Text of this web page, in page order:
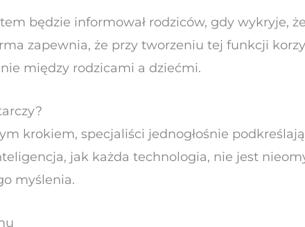
będzie informował rodziców, gdy wykryje,
zapewnia, że przy tworzeniu tej funkcji
między rodzicami a dziećmi.
krokiem, specjaliści jednogłośnie
jak każda technologia, nie jest
myślenia.